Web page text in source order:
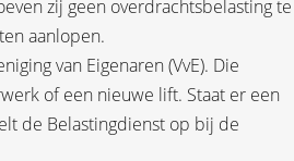
zij geen overdrachtsbelasting te
aanlopen.
van Eigenaren (VvE). Die
of een nieuwe lift. Staat er een
de Belastingdienst op bij de